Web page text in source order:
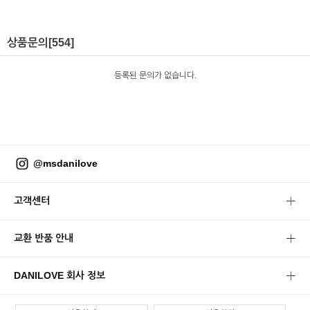
상품문의 [554]
등록된 문의가 없습니다.
@msdanilove
고객센터
교환 반품 안내
DANILOVE 회사 정보